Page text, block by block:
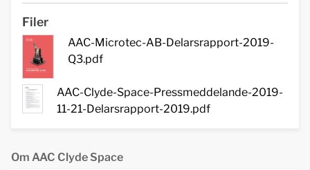
Filer
AAC-Microtec-AB-Delarsrapport-2019-
Q3.pdf
AAC-Clyde-Space-Pressmeddelande-2019-
11-21-Delarsrapport-2019.pdf
Om AAC Clyde Space